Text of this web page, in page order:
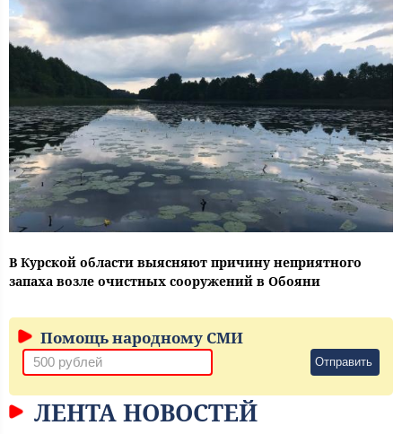
В Курской области выясняют причину неприятного
запаха возле очистных сооружений в Обояни
Помощь народному СМИ
Отправить
ЛЕНТА НОВОСТЕЙ